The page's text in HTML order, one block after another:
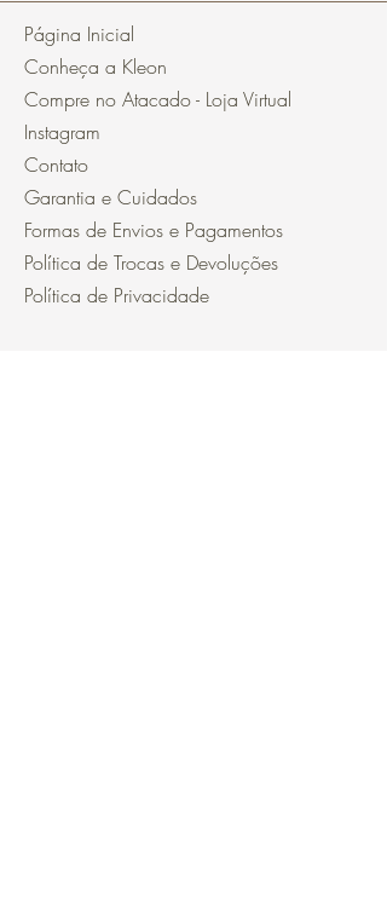
Página Inicial
Conheça a Kleon
Compre no Atacado - Loja Virtual
Instagram
Contato
Garantia e Cuidados
Formas de Envios e Pagamentos
Política de Trocas e Devoluções
Política de Privacidade